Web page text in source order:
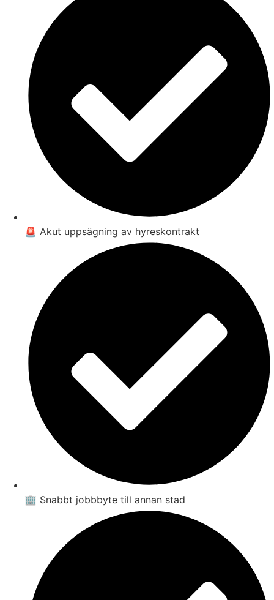
🚨 Akut uppsägning av hyreskontrakt
🏢 Snabbt jobbbyte till annan stad